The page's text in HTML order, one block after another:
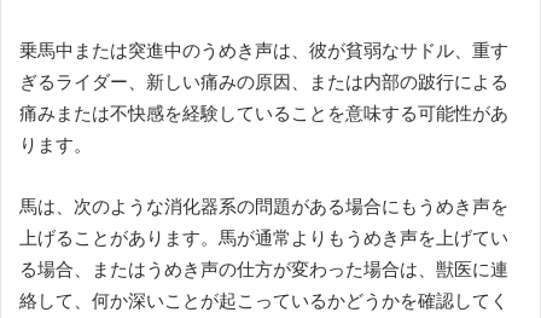
乗馬中または突進中のうめき声は、彼が貧弱なサドル、重す
ぎるライダー、新しい痛みの原因、または内部の跛行による
痛みまたは不快感を経験していることを意味する可能性があ
ります。
馬は、次のような消化器系の問題がある場合にもうめき声を
上げることがあります。馬が通常よりもうめき声を上げてい
る場合、またはうめき声の仕方が変わった場合は、獣医に連
絡して、何か深いことが起こっているかどうかを確認してく